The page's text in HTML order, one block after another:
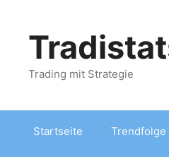
springen
Trading mit Strategie
Startseite Trendfolge